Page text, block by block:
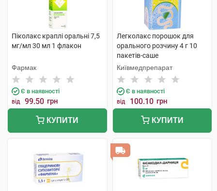
Піколакс краплі оральні 7,5
мг/мл 30 мл 1 флакон
Фармак
Є в наявності
від 99.50 грн
КУПИТИ
Легколакс порошок для
орального розчину 4 г 10
пакетів-саше
Київмедпрепарат
Є в наявності
від 100.10 грн
КУПИТИ